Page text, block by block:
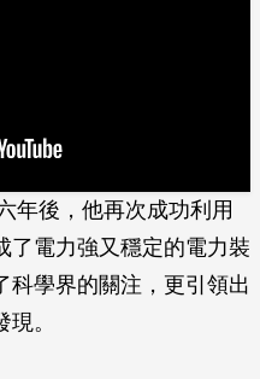
年後，他再次成功利用
了電力強又穩定的電力裝
學界的關注，更引領出
。